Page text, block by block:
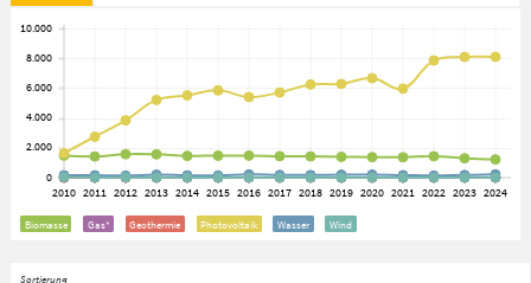
Biomasse Gas* Geothermie Photovoltaik Wasser Wind
Sortierung